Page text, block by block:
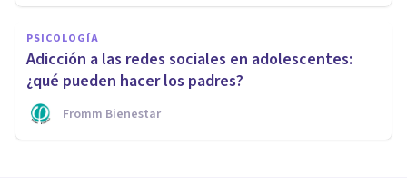
PSICOLOGÍA
Adicción a las redes sociales en adolescentes:
¿qué pueden hacer los padres?
Fromm Bienestar